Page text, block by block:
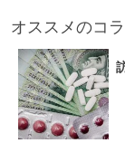
オススメのコ